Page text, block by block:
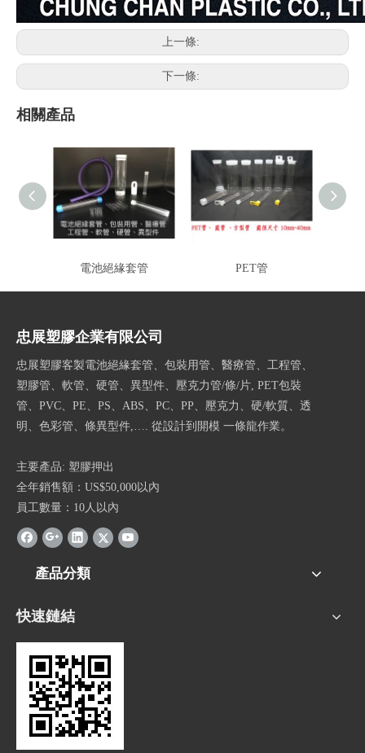
上一條:
下一條:
相關產品
電池絕緣套管 PET管
忠展塑膠企業有限公司
忠展塑膠客製電池絕緣套管、包裝用管、醫療管、工程管、
塑膠管、軟管、硬管、異型件、壓克力管/條/片, PET包裝
管、PVC、PE、PS、ABS、PC、PP、壓克力、硬/軟質、透
明、色彩管、條異型件,…. 從設計到開模 一條龍作業。
主要產品: 塑膠押出
全年銷售額：US$50,000以內
員工數量：10人以內
產品分類
快速鏈結